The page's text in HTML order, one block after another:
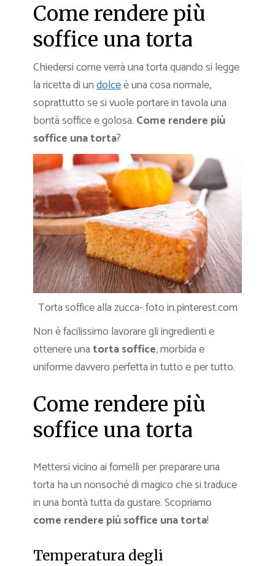
Come rendere più
soffice una torta
Chiedersi come verrà una torta quando si legge
la ricetta di undolceè una cosa normale,
soprattutto se si vuole portare in tavola una
bontà soffice e golosa. Come rendere più
soffice una torta?
Torta soffice alla zucca- foto in.pinterest.com
Non è facilissimo lavorare gli ingredienti e
ottenere una torta soffice, morbida e
uniforme davvero perfetta in tutto e per tutto.
Come rendere più
soffice una torta
Mettersi vicino ai fornelli per preparare una
torta ha un nonsoché di magico che si traduce
in una bontà tutta da gustare. Scopriamo
come rendere più soffice una torta!
Temperatura degli